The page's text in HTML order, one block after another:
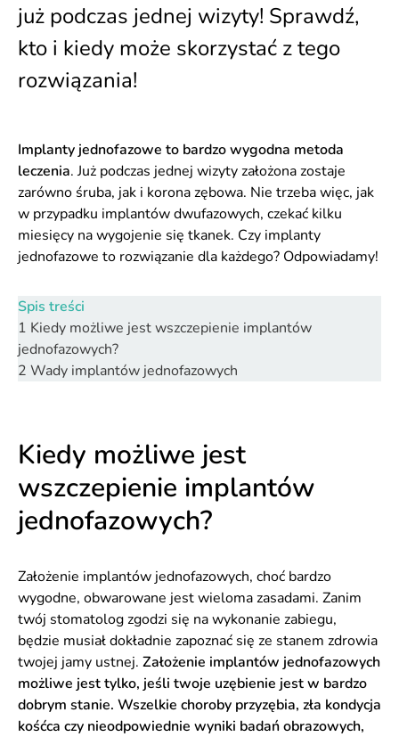
już podczas jednej wizyty! Sprawdź,
kto i kiedy może skorzystać z tego
rozwiązania!
Implanty jednofazowe to bardzo wygodna metoda
leczenia. Już podczas jednej wizyty założona zostaje
zarówno śruba, jak i korona zębowa. Nie trzeba więc, jak
w przypadku implantów dwufazowych, czekać kilku
miesięcy na wygojenie się tkanek. Czy implanty
jednofazowe to rozwiązanie dla każdego? Odpowiadamy!
Spis treści
1 Kiedy możliwe jest wszczepienie implantów
jednofazowych?
2 Wady implantów jednofazowych
Kiedy możliwe jest
wszczepienie implantów
jednofazowych?
Założenie implantów jednofazowych, choć bardzo
wygodne, obwarowane jest wieloma zasadami. Zanim
twój stomatolog zgodzi się na wykonanie zabiegu,
będzie musiał dokładnie zapoznać się ze stanem zdrowia
twojej jamy ustnej. Założenie implantów jednofazowych
możliwe jest tylko, jeśli twoje uzębienie jest w bardzo
dobrym stanie. Wszelkie choroby przyzębia, zła kondycja
kośćca czy nieodpowiednie wyniki badań obrazowych,